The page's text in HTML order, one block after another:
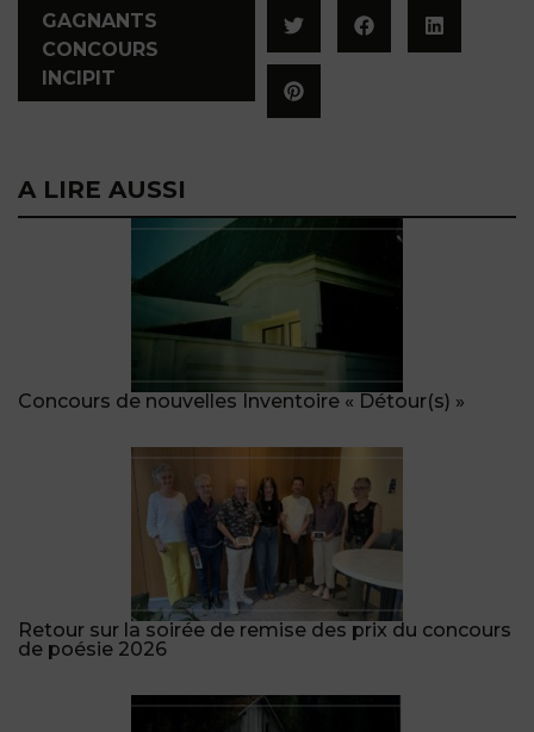
GAGNANTS
CONCOURS
INCIPIT
A LIRE AUSSI
Concours de nouvelles Inventoire « Détour(s) »
Retour sur la soirée de remise des prix du concours
de poésie 2026